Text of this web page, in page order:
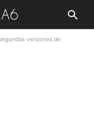
versiones de